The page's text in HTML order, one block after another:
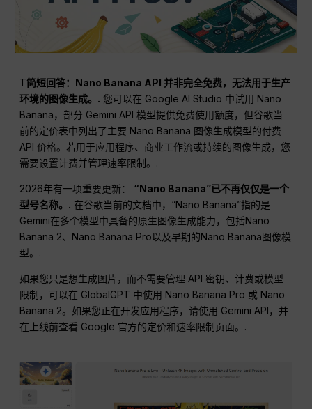
T简短回答：Nano Banana API 并非完全免费，无法用于生产
环境的图像生成。. 您可以在 Google AI Studio 中试用 Nano
Banana，部分 Gemini API 模型提供免费使用额度，但谷歌当
前的定价表中列出了主要 Nano Banana 图像生成模型的付费
API 价格。若用于应用程序、商业工作流或持续的图像生成，您
需要设置计费并管理速率限制。.
2026年有一项重要更新： “Nano Banana”已不再仅仅是一个
型号名称。. 在谷歌当前的文档中，“Nano Banana”指的是
Gemini在多个模型中具备的原生图像生成能力，包括Nano
Banana 2、Nano Banana Pro以及早期的Nano Banana图像模
型。.
如果您只是想生成图片，而不需要管理 API 密钥、计费或模型
限制，可以在 GlobalGPT 中使用 Nano Banana Pro 或 Nano
Banana 2。如果您正在开发应用程序，请使用 Gemini API，并
在上线前查看 Google 官方的定价和速率限制页面。.